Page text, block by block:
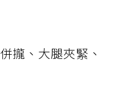
攏、大腿夾緊、